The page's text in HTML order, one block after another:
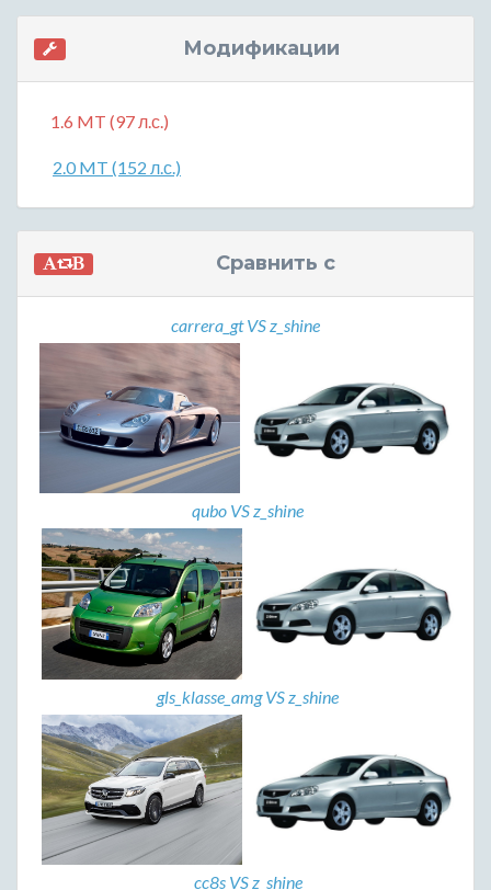
Модификации
1.6 MT (97 л.с.)
2.0 MT (152 л.с.)
Сравнить с
carrera_gt VS z_shine
qubo VS z_shine
gls_klasse_amg VS z_shine
cc8s VS z_shine